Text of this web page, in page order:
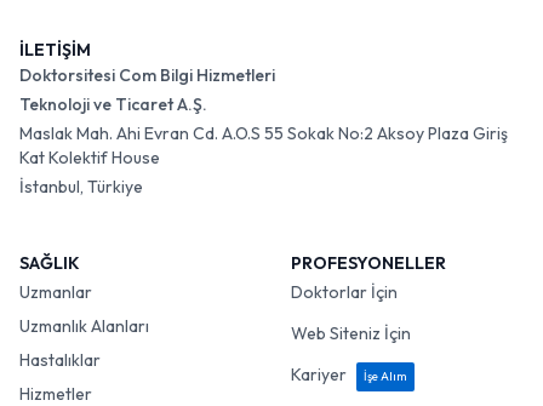
İLETİŞİM
Doktorsitesi Com Bilgi Hizmetleri
Teknoloji ve Ticaret A.Ş.
Maslak Mah. Ahi Evran Cd. A.O.S 55 Sokak No:2 Aksoy Plaza Giriş
Kat Kolektif House
İstanbul, Türkiye
SAĞLIK
Uzmanlar
Uzmanlık Alanları
Hastalıklar
Hizmetler
PROFESYONELLER
Doktorlar İçin
Web Siteniz İçin
Kariyer
İşe Alım